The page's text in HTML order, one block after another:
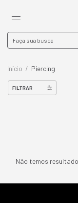
Início / Piercing
FILTRAR
Não temos